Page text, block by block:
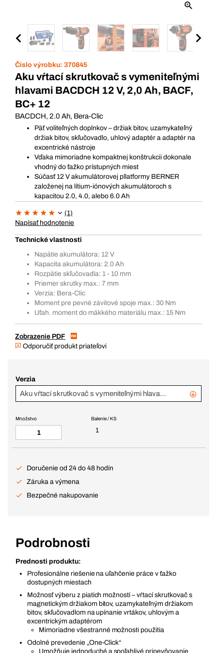
Číslo výrobku: 370845
Aku vŕtací skrutkovač s vymeniteľnými
hlavami BACDCH 12 V, 2,0 Ah, BACF,
BC+ 12
BACDCH, 2.0 Ah, Bera-Clic
Päť voliteľných doplnkov – držiak bitov, uzamykateľný
držiak bitov, skľučovadlo, uhlový adaptér a adaptér na
excentrické nástroje
Vďaka mimoriadne kompaktnej konštrukcii dokonale
vhodný do ťažko prístupných miest
Súčasť 12 V akumulátorovej pllatformy BERNER
založenej na lítium-iónových akumulátoroch s
kapacitou 2.0, 4.0, alebo 6.0 Ah
(1)
Napísať hodnotenie
Technické vlastnosti
Napätie akumulátora: 12 V
Kapacita akumulátora: 2.0 Ah
Rozpätie skľučovadla: 1 - 10 mm
Priemer skrutky max.: 7 mm
Verzia: Bera-Clic
Moment pre pevné závitové spoje max.: 30 Nm
Uťah. moment do mäkkého materiálu max.: 15 Nm
Zobrazenie PDF
Odporučiť produkt priateľovi
Verzia
Aku vŕtací skrutkovač s vymeniteľnými hlavami BACDCH 12 V, 2,0 Ah, BC+
Balenie / KS
1
Množstvo
Doručenie od 24 do 48 hodín
Záruka a výmena
Bezpečné nakupovanie
Podrobnosti
Prednosti produktu:
Profesionálne riešenie na uľahčenie práce v ťažko
dostupných miestach
Možnosť výberu z piatich možností – vŕtací skrutkovač s
magnetickým držiakom bitov, uzamykateľným držiakom
bitov, skľučovadlom na upínanie vrtákov, uhlovým a
excentrickým adaptérom
Mimoriadne všestranné možnosti použitia
Odolné prevedenie „One-Click“
Umožňuje jednoduché a spoľahlivé pripevňovanie